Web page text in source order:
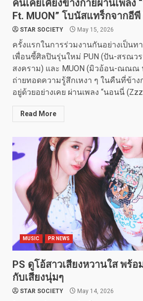
คนเคยเคียงข้างกายผ่านเพลง
Ft. MUON” โบนัสแทร็กจากอีพี
STAR SOCIETY May 15, 2026
ครั้งแรกในการร่วมงานกันอย่างเป็นท
เพื่อนซี้ศิลปินรุ่นใหม่ PUN (ปัน-สรณว
สงคราม) และ MUON (มิวอ้อน-ณณณ
ถ่ายทอดความรู้สึกเหงา ๆ ในคืนที่ข้า
อยู่ด้วยอย่างเคย ผ่านเพลง “นอนนี่
Read More
MUSIC PR NEWS
PS ดูโอ้สาวเสียงหวานใส พร้
กับเสียงนุ่มๆ
STAR SOCIETY May 14, 2026